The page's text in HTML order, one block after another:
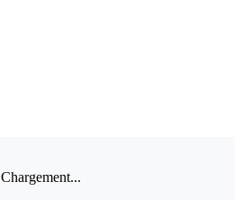
Chargement...